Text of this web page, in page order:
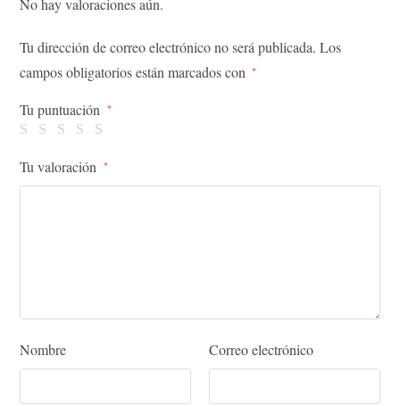
No hay valoraciones aún.
Tu dirección de correo electrónico no será publicada. Los
campos obligatorios están marcados con *
Tu puntuación *
Tu valoración *
Nombre Correo electrónico